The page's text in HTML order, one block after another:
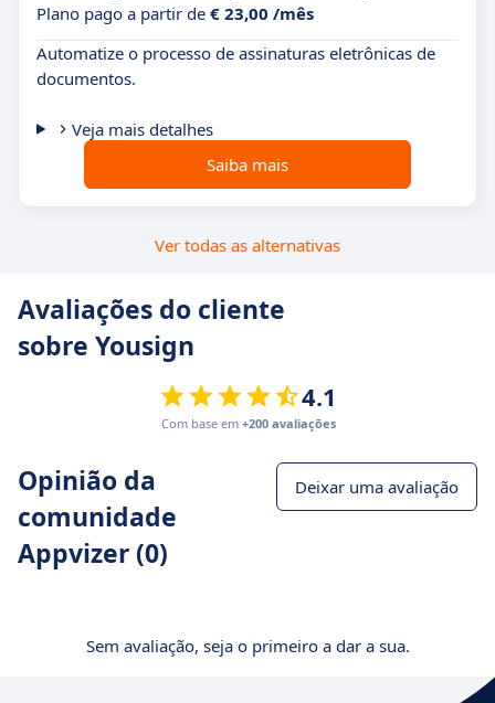
Plano pago a partir de € 23,00 /mês
Automatize o processo de assinaturas eletrônicas de
documentos.
Veja mais detalhes
Saiba mais
Ver todas as alternativas
Avaliações do cliente
sobre Yousign
4.1
Com base em +200 avaliações
Opinião da
comunidade
Appvizer (0)
Deixar uma avaliação
Sem avaliação, seja o primeiro a dar a sua.